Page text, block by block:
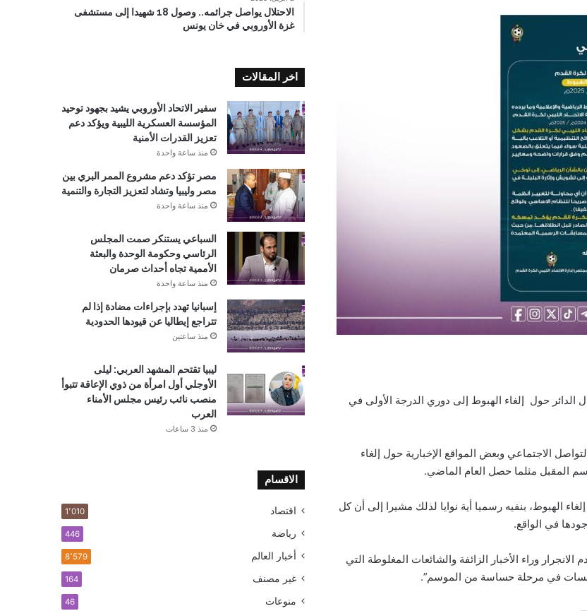
الدائر حول إلغاء الهبوط إلى دوري الدرجة الأولى في
الاجتماعي وبعض المواقع الإخبارية حول إلغاء
المقبل مثلما حصل العام الماضي.
الهبوط، بنفيه رسميا أية نوايا لذلك مشيرا إلى أن كل
في الواقع.
وراء الأخبار الزائفة والشائعات المغلوطة التي
في مرحلة حساسة من الموسم”.
الاحتلال يواصل جرائمه.. وصول 18 شهيدا إلى مستشفى
غزة الأوروبي في خان يونس
اخر المقالات
سفير الاتحاد الأوروبي يشيد بجهود توحيد
المؤسسة العسكرية الليبية ويؤكد دعم
تعزيز القدرات الأمنية
منذ ساعة واحدة
مصر تؤكد دعم مشروع الممر البري بين
مصر وليبيا وتشاد لتعزيز التجارة والتنمية
منذ ساعة واحدة
السباعي يستنكر صمت المجلس
الرئاسي وحكومة الوحدة والبعثة
الأممية تجاه أحداث صرمان
منذ ساعة واحدة
إسبانيا تهدد بإجراءات مضادة إذا لم
تتراجع إيطاليا عن قيودها الحدودية
منذ ساعتين
ليبيا تقتحم المشهد العربي: ليلى
الأوجلي أول امرأة من ذوي الإعاقة تتبوأ
منصب نائب رئيس مجلس الأمناء
العرب
منذ 3 ساعات
الاقسام
اقتصاد 1٬010
رياضة 446
أخبار العالم 8٬579
غير مصنف 164
منوعات 46